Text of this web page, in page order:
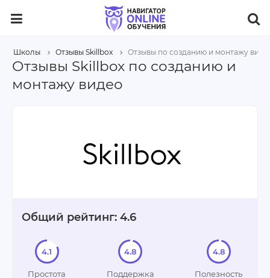
Школы Отзывы Skillbox Отзывы по созданию и монтажу
Отзывы Skillbox по созданию и
монтажу видео
Общий рейтинг: 4.6
4.1
Простота
4.8
Поддержка
4.8
Полезность